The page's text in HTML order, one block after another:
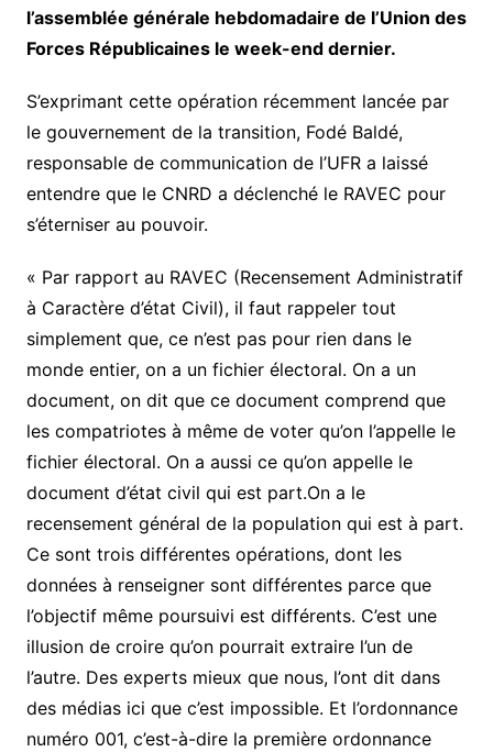
l’assemblée générale hebdomadaire de l’Union des
Forces Républicaines le week-end dernier.
S’exprimant cette opération récemment lancée par
le gouvernement de la transition, Fodé Baldé,
responsable de communication de l’UFR a laissé
entendre que le CNRD a déclenché le RAVEC pour
s’éterniser au pouvoir.
« Par rapport au RAVEC (Recensement Administratif
à Caractère d’état Civil), il faut rappeler tout
simplement que, ce n’est pas pour rien dans le
monde entier, on a un fichier électoral. On a un
document, on dit que ce document comprend que
les compatriotes à même de voter qu’on l’appelle le
fichier électoral. On a aussi ce qu’on appelle le
document d’état civil qui est part.On a le
recensement général de la population qui est à part.
Ce sont trois différentes opérations, dont les
données à renseigner sont différentes parce que
l’objectif même poursuivi est différents. C’est une
illusion de croire qu’on pourrait extraire l’un de
l’autre. Des experts mieux que nous, l’ont dit dans
des médias ici que c’est impossible. Et l’ordonnance
numéro 001, c’est-à-dire la première ordonnance